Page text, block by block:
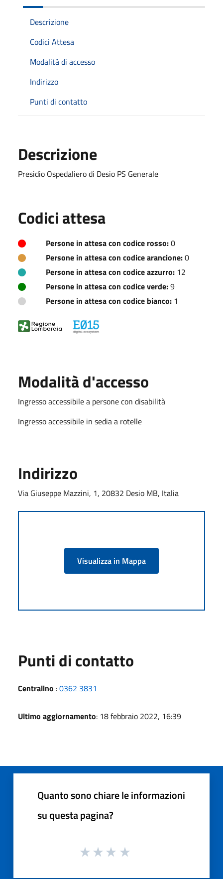
Descrizione
Codici Attesa
Modalità di accesso
Indirizzo
Punti di contatto
Descrizione
Presidio Ospedaliero di Desio PS Generale
Codici attesa
Persone in attesa con codice rosso:0
Persone in attesa con codice arancione:0
Persone in attesa con codice azzurro: 12
Persone in attesa con codice verde:9
Persone in attesa con codice bianco: 1
Modalità d'accesso
Ingresso accessibile a persone con disabilità
Ingresso accessibile in sedia a rotelle
Indirizzo
Via Giuseppe Mazzini, 1, 20832 Desio MB, Italia
Visualizza in Mappa
Punti di contatto
Centralino :0362 3831
Ultimo aggiornamento: 18 febbraio 2022, 16:39
Quanto sono chiare le informazioni
su questa pagina?